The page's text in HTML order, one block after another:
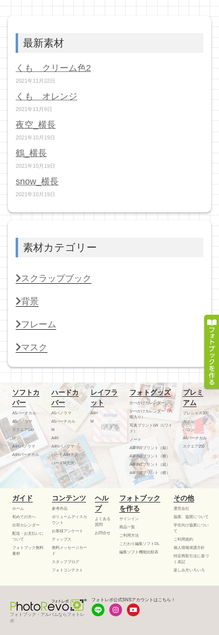
最新素材
くも クリーム色2
2021年11月22日
くも オレンジ
2021年11月9日
夜空_横長
2021年10月19日
鶴_横長
2021年10月19日
snow_横長
2021年10月19日
素材カテゴリー
スクラップブック
背景
フレーム
マスク
ソフトカ
バー
A5バーチカル
A5パノラマ
スクエア140
M
A4Hパノラマ
A4Hバーチカル
ハードカ
バー
A5パノラマ
A5バーチカル
M
A4H
A4Hパノラマ
ハードA4H光沢
ハードM光沢
レイフラ
ット
A4H
M
フォトグッズ
かべかけカレンダー
かべかけカレンダー（六
曜入り）
写真プリントLW（Lワイ
ド）
ノート
A3FINEプリント（縦）
A3FINEプリント（横）
A4FINEプリント（縦）
A4FINEプリント（横）
プレミ
アム
プレシャス300
カノン
バロン
A4バーチカル
スクエア250
ガイド
ホーム
初めての方へ
出荷カレンダー
配送・お支払いに
ついて
フォトブック無料
素材
コンテンツ
参考作品
ボリュームディスカ
ウント
お客様アンケート
ティップス
無料メッセージカー
ド
スタッフブログ
フォトコンテスト
ヘル
プ
よくある
質問
お問合せ
フォトブック
を作る
サインイン
商品一覧
ご利用方法
こだわり編集ソフトDL
編集ソフト機能比較表
その他
運営会社
協業、協賛について
学生向け協業につい
て
ご利用規約
個人情報保護方針
特定商取引法に基づ
く表記
楽しみ方いろいろ
フォトブック・アルバムならフォトレ
ボ
フォトレボ公式SNSアカウントはこちら！